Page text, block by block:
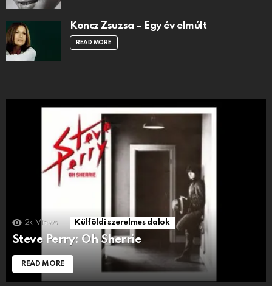
Koncz Zsuzsa – Egy év elmúlt
READ MORE
2k Views Külföldi szerelmes dalok
Steve Perry: Oh Sherrie
READ MORE